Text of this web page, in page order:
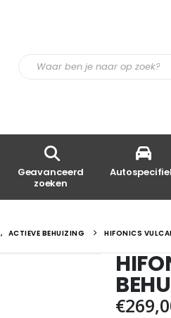
Geavanceerd
zoeken
, ACTIEVE BEHUIZING HIFONICS
€